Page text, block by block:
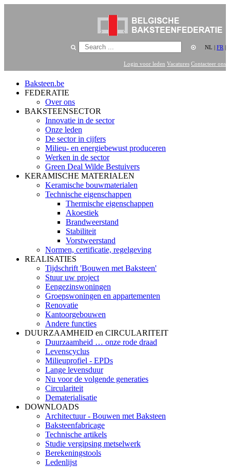
NL | FR |
Login voor leden Vacatures Contacteer ons
Baksteen.be
FEDERATIE
Over ons
BAKSTEENSECTOR
Innovatie in de sector
Onze leden
De sector in cijfers
Milieu- en energiebewust produceren
Werken in de sector
Green Deal Wilde Bestuivers
KERAMISCHE MATERIALEN
Keramische bouwmaterialen
Technische eigenschappen
Thermische eigenschappen
Akoestiek
Brandweerstand
Stabiliteit
Vorstweerstand
Normen, certificatie, regelgeving
REALISATIES
Tijdschrift 'Bouwen met Baksteen'
Stuur uw project
Eengezinswoningen
Groepswoningen en appartementen
Renovatie
Kantoorgebouwen
Andere functies
DUURZAAMHEID en CIRCULARITEIT
Duurzaamheid … onze rode draad
Levenscyclus
Milieuprofiel - EPDs
Lange levensduur
Nu voor de volgende generaties
Circulariteit
Dematerialisatie
DOWNLOADS
Architectuur - Bouwen met Baksteen
Baksteenfabricage
Technische artikels
Studie vergipsing metselwerk
Berekeningstools
Ledenlijst